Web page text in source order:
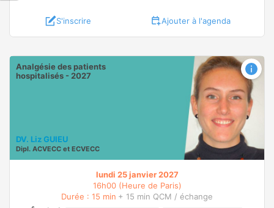
S'inscrire Ajouter à l'agenda
Analgésie des patients
hospitalisés - 2027
DV. Liz GUIEU
Dipl. ACVECC et ECVECC
lundi 25 janvier 2027
16h00 (Heure de Paris)
Durée : 15 min + 15 min QCM / échange